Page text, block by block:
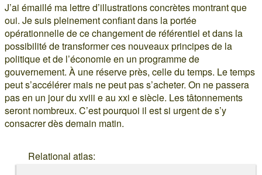
J’ai émaillé ma lettre d’illustrations concrètes montrant que
oui. Je suis pleinement confiant dans la portée
opérationnelle de ce changement de référentiel et dans la
possibilité de transformer ces nouveaux principes de la
politique et de l’économie en un programme de
gouvernement. À une réserve près, celle du temps. Le temps
peut s’accélérer mais ne peut pas s’acheter. On ne passera
pas en un jour du xviii e au xxi e siècle. Les tâtonnements
seront nombreux. C’est pourquoi il est si urgent de s’y
consacrer dès demain matin.
Relational atlas: